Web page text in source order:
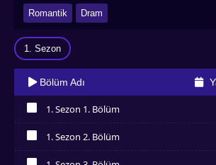
En çok izlenen Asya dizileri, Hint dizileri,
dizileri, Tayland dizileri Asyadiziizle’de
Romantik Dram
1. Sezon
Bölüm Adı
1. Sezon 1. Bölüm
1. Sezon 2. Bölüm